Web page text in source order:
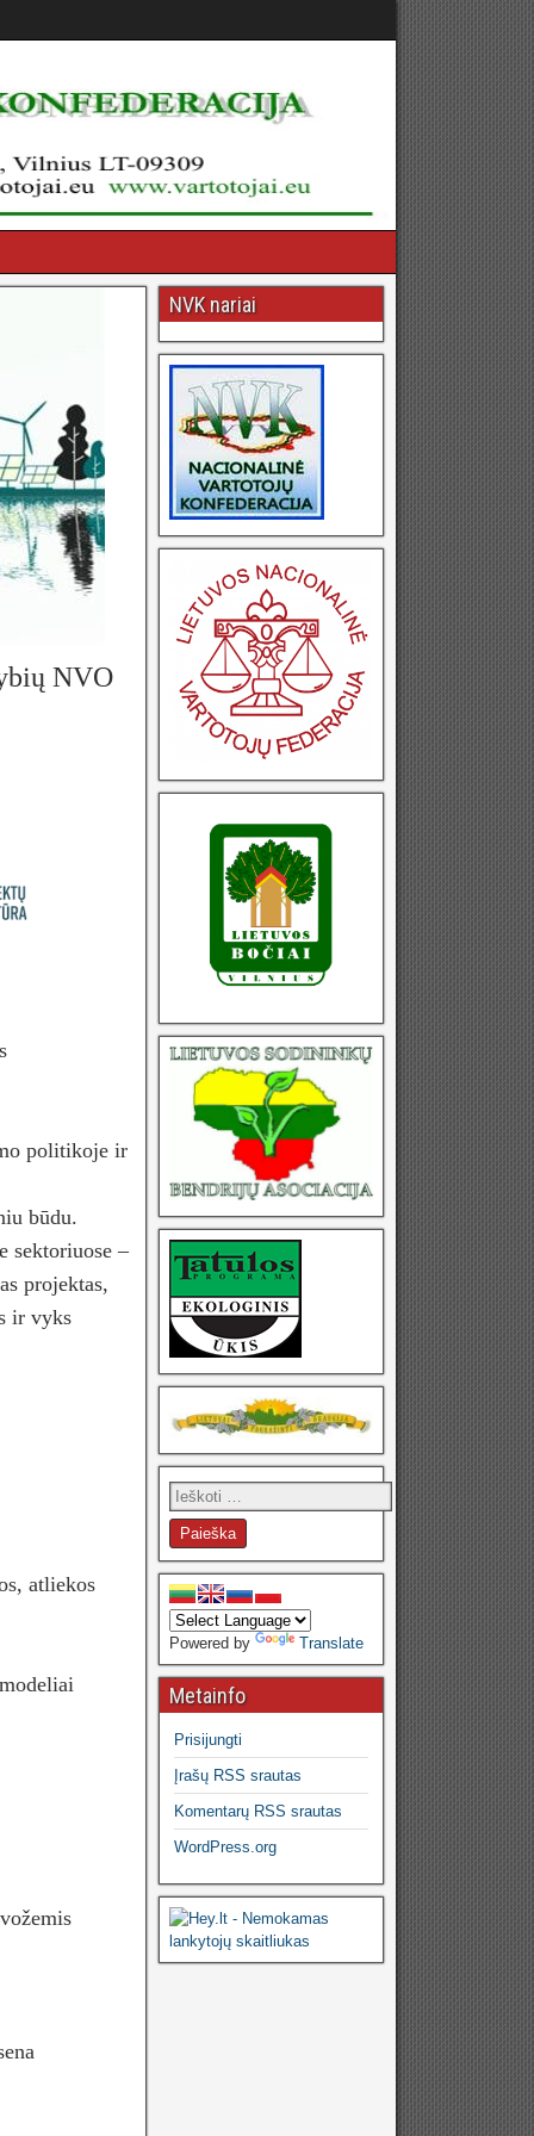
NVO
politikoje ir
būdu.
sektoriuose –
projektas,
ir vyks
atliekos
NVK nariai
Powered by Translate
Metainfo
Prisijungti
Įrašų RSS srautas
Komentarų RSS srautas
WordPress.org